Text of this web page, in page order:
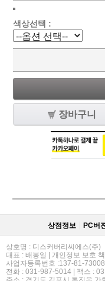
색상선택 :
장바구니
상점정보 PC버
상호명 : 디스커버리씨에스(주)
대표 : 배봉일 | 개인정보 보호
사업자등록번호 :137-81-
전화 : 031-987-5014 | 팩스 :